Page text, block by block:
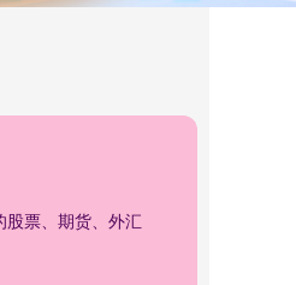
票、期货、外汇